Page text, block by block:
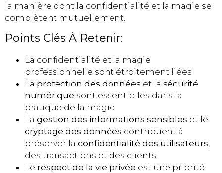
la manière dont la confidentialité et la magie se
complètent mutuellement.
Points Clés À Retenir:
La confidentialité et la magie
professionnelle sont étroitement liées
La protection des données et la sécurité
numérique sont essentielles dans la
pratique de la magie
La gestion des informations sensibles et le
cryptage des données contribuent à
préserver la confidentialité des utilisateurs,
des transactions et des clients
Le respect de la vie privée est une priorité